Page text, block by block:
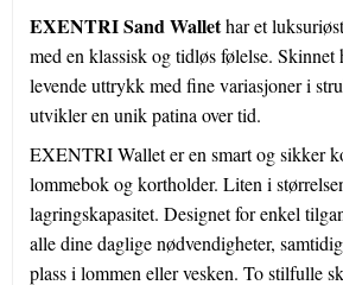
EXENTRI Sand Wallethar et
med en klassisk og tidløs følelse. Skinnet
levende uttrykk med fine variasjoner i
utvikler en unik patina over tid.
EXENTRI Wallet er en smart og sikker
lommebok og kortholder. Liten i
lagringskapasitet. Designet for enkel
alle dine daglige nødvendigheter,
plass i lommen eller vesken. To stilfulle